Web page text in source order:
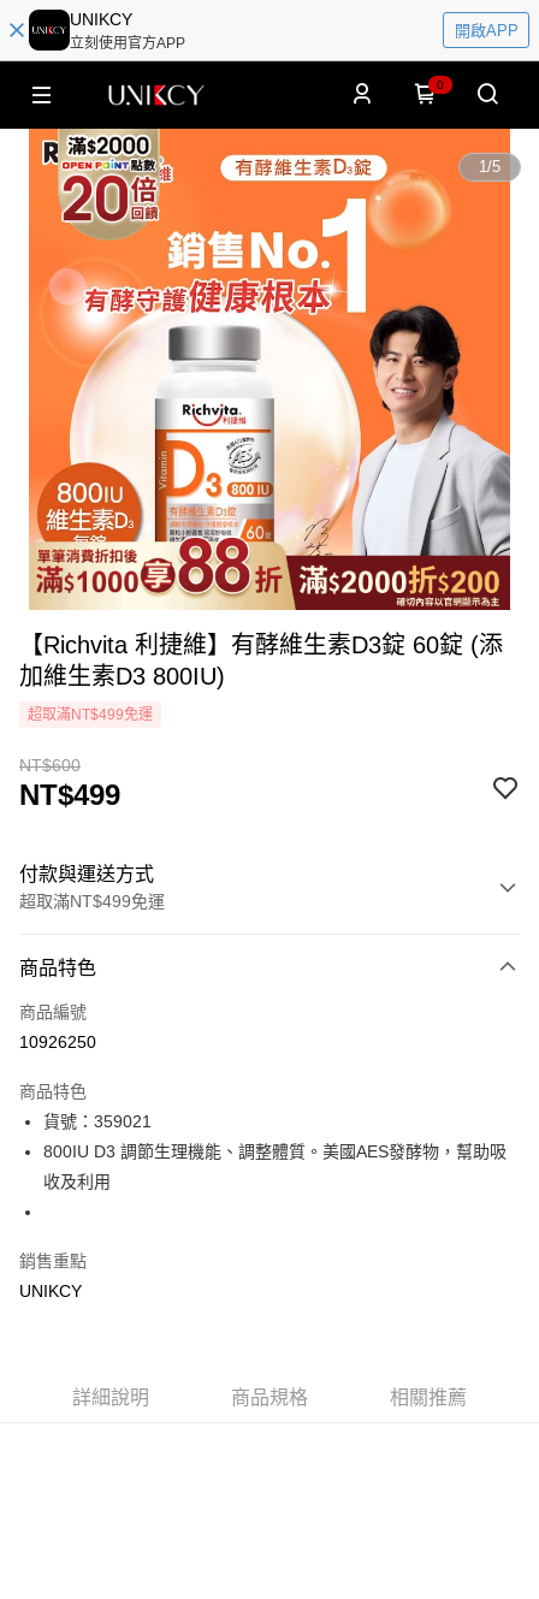
UNIKCY
立刻使用官方APP
開啟APP
0
1/5
【Richvita 利捷維】有酵維生素D3錠 60錠 (添
加維生素D3 800IU)
超取滿NT$499免運
NT$600
NT$499
付款與運送方式
超取滿NT$499免運
icash Pay
信用卡一次付款
LINE Pay
Apple Pay
悠遊付
Google Pay
7-11取貨付款［需3-5個工作天不含預購商品］
商品特色
商品編號
10926250
商品特色
貨號：359021
800IU D3 調節生理機能、調整體質。美國AES發酵物，幫助吸
收及利用
銷售重點
UNIKCY
詳細說明 商品規格 相關推薦